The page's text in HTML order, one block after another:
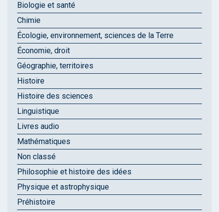
Biologie et santé
Chimie
Écologie, environnement, sciences de la Terre
Économie, droit
Géographie, territoires
Histoire
Histoire des sciences
Linguistique
Livres audio
Mathématiques
Non classé
Philosophie et histoire des idées
Physique et astrophysique
Préhistoire